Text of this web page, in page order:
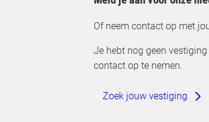
Of neem contact op met
Je hebt nog geen
contact op te nemen.
Zoek jouw vestiging